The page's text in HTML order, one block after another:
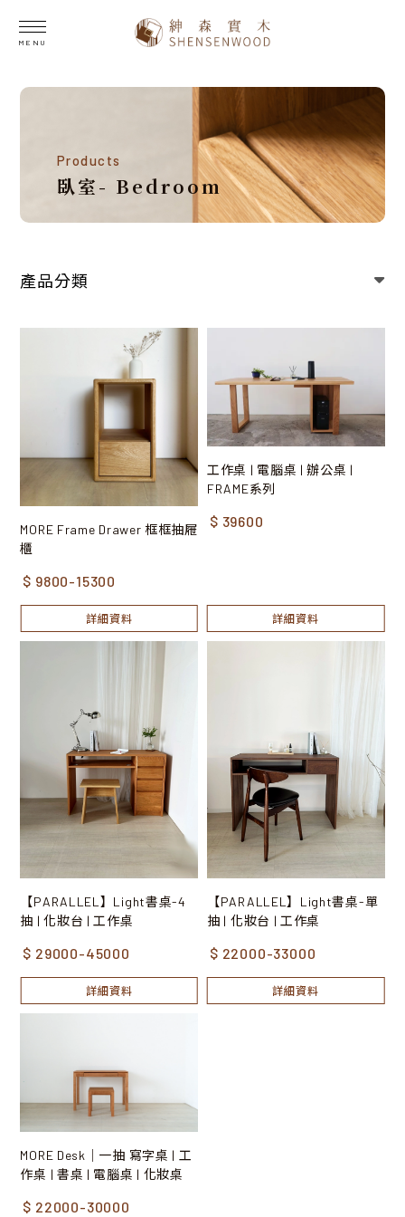
臥室- Bedroom
產品分類
MORE Frame Drawer 框框抽屜
櫃
$ 9800-15300
詳細資料
工作桌 | 電腦桌 | 辦公桌 |
FRAME系列
$ 39600
詳細資料
【PARALLEL】Light書桌-4
抽 | 化妝台 | 工作桌
$ 29000-45000
詳細資料
【PARALLEL】Light書桌-單
抽 | 化妝台 | 工作桌
$ 22000-33000
詳細資料
MORE Desk｜一抽 寫字桌 | 工
作桌 | 書桌 | 電腦桌 | 化妝桌
$ 22000-30000